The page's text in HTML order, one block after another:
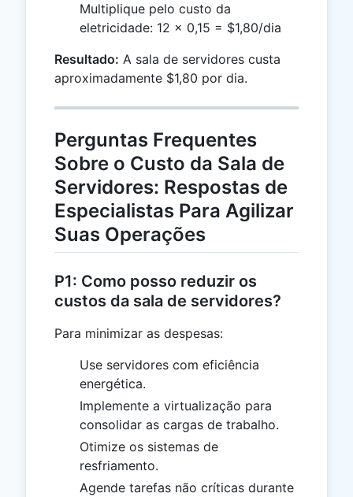
Multiplique pelo custo da
eletricidade: 12 × 0,15 = $1,80/dia
Resultado: A sala de servidores custa
aproximadamente $1,80 por dia.
Perguntas Frequentes
Sobre o Custo da Sala de
Servidores: Respostas de
Especialistas Para Agilizar
Suas Operações
P1: Como posso reduzir os
custos da sala de servidores?
Para minimizar as despesas:
Use servidores com eficiência
energética.
Implemente a virtualização para
consolidar as cargas de trabalho.
Otimize os sistemas de
resfriamento.
Agende tarefas não críticas durante